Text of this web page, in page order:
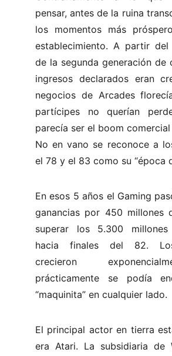
pensar, antes de la ruina
los momentos más
establecimiento. A partir del
de la segunda generación de
ingresos declarados eran
negocios de Arcades
partícipes no querían
parecía ser el boom
No en vano se reconoce a
el 78 y el 83 como su “época
En esos 5 años el Gaming
ganancias por 450 millones
superar los 5.300
hacia finales del 82. Los
crecieron
prácticamente se podía
“maquinita” en cualquier lado.
El principal actor en tierra
era Atari. La subsidiaria de